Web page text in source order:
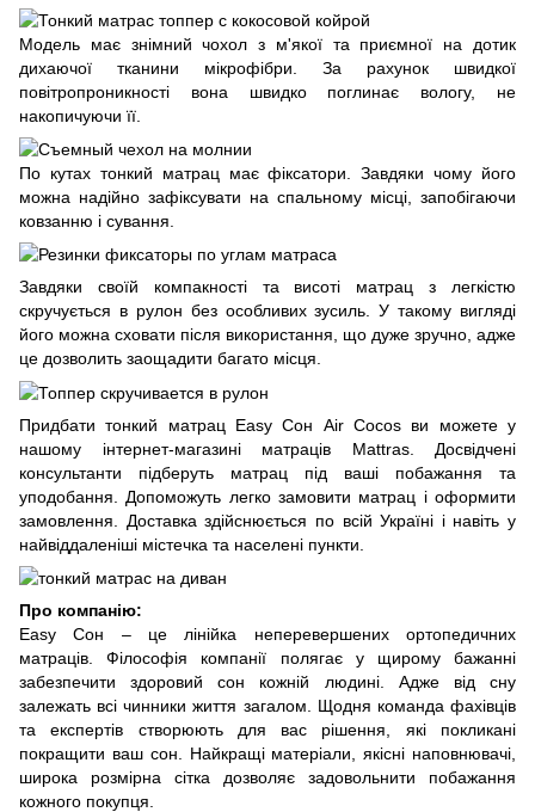
Модель має знімний чохол з м'якої та приємної на дотик
дихаючої тканини мікрофібри. За рахунок швидкої
повітропроникності вона швидко поглинає вологу, не
накопичуючи її.
По кутах тонкий матрац має фіксатори. Завдяки чому його
можна надійно зафіксувати на спальному місці, запобігаючи
ковзанню і сування.
Завдяки своїй компакності та висоті матрац з легкістю
скручується в рулон без особливих зусиль. У такому вигляді
його можна сховати після використання, що дуже зручно, адже
це дозволить заощадити багато місця.
Придбати тонкий матрац Easy Сон Air Cocos ви можете у
нашому інтернет-магазині матраців Mattras. Досвідчені
консультанти підберуть матрац під ваші побажання та
уподобання. Допоможуть легко замовити матрац і оформити
замовлення. Доставка здійснюється по всій Україні і навіть у
найвіддаленіші містечка та населені пункти.
Про компанію:
Easy Сон – це лінійка неперевершених ортопедичних
матраців. Філософія компанії полягає у щирому бажанні
забезпечити здоровий сон кожній людині. Адже від сну
залежать всі чинники життя загалом. Щодня команда фахівців
та експертів створюють для вас рішення, які покликані
покращити ваш сон. Найкращі матеріали, якісні наповнювачі,
широка розмірна сітка дозволяє задовольнити побажання
кожного покупця.